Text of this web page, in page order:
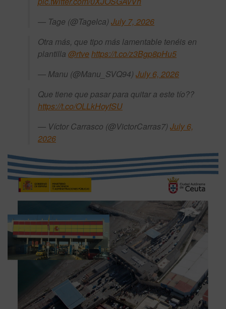
— Tage (@Tagelca) July 7, 2026
Otra más, que tipo más lamentable tenéis en
plantilla @rtvehttps://t.co/z3Bgp8pHu5
— Manu (@Manu_SVQ94) July 6, 2026
Que tiene que pasar para quitar a este tío??
https://t.co/OLLkHoyfSU
— Víctor Carrasco (@VictorCarras7) July 6,
2026